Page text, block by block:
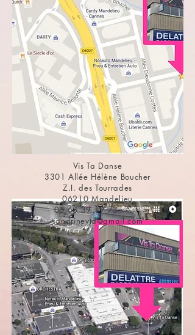
Vis Ta Danse
3301 Allée Hélène Boucher
Z.I. des Tourrades
06210 Mandelieu
06 68 39 19 73
sandrinevtd@gmail.com